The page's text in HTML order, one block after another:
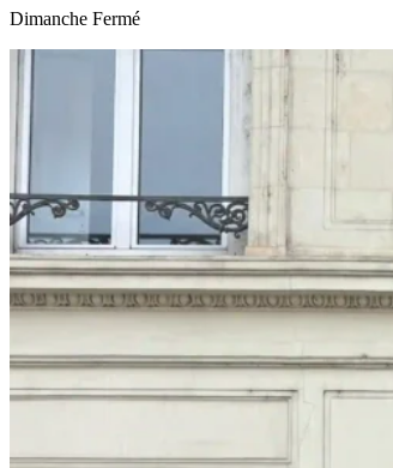
Dimanche Fermé